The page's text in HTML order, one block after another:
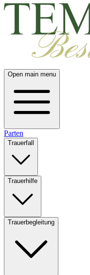
Open main menu
Parten
Trauerfall
Trauerhilfe
Trauerbegleitung